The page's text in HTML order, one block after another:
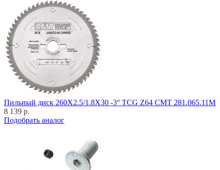
Пильный диск 260X2.5/1.8X30 -3° TCG Z64 CMT 281.065.11M
8 139 р.
Подобрать аналог